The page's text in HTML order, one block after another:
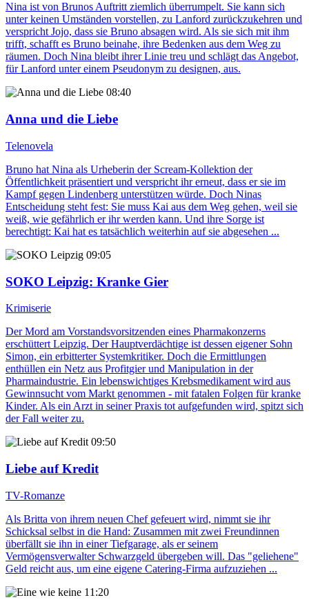
Nina ist von Brunos Auftritt ziemlich überrumpelt. Sie kann sich
unter keinen Umständen vorstellen, zu Lanford zurückzukehren und
verspricht Jojo, dass sie Bruno absagen wird. Als sie sich mit ihm
trifft, schafft es Bruno beinahe, ihre Bedenken aus dem Weg zu
räumen. Doch Nina bleibt ihrer Linie treu und schlägt das Angebot,
für Lanford unter einem Pseudonym zu designen, aus.
08:40
Anna und die Liebe
Telenovela
Bruno hat Nina als Urheberin der Scream-Kollektion der
Öffentlichkeit präsentiert und verspricht ihr erneut, dass er sie im
Kampf gegen Lindenberg unterstützen würde. Doch Ninas
Entscheidung steht fest: Sie muss Kai aus dem Weg gehen, weil sie
weiß, wie gefährlich er ihr werden kann. Und ihre Sorge ist
berechtigt: Kai hat es tatsächlich weiterhin auf sie abgesehen ...
09:05
SOKO Leipzig: Kranke Gier
Krimiserie
Der Mord am Vorstandsvorsitzenden eines Pharmakonzerns
erschüttert Leipzig. Der Hauptverdächtige ist dessen eigener Sohn
Simon, ein erbitterter Systemkritiker. Doch die Ermittlungen
enthüllen ein Netz aus Profitgier und Manipulation in der
Pharmaindustrie. Ein lebenswichtiges Krebsmedikament wird aus
Gewinnsucht vom Markt genommen - mit fatalen Folgen für kranke
Kinder. Als ein Arzt in seiner Praxis tot aufgefunden wird, spitzt sich
der Fall weiter zu.
09:50
Liebe auf Kredit
TV-Romanze
Als Britta von ihrem neuen Chef gefeuert wird, nimmt sie ihr
Schicksal selbst in die Hand: Zusammen mit zwei Freundinnen
überfällt sie ihn in einer Tiefgarage, als er seinem
Vermögensverwalter Schwarzgeld übergeben will. Das "geliehene"
Geld reicht aus, um eine eigene Catering-Firma aufzuziehen ...
11:20